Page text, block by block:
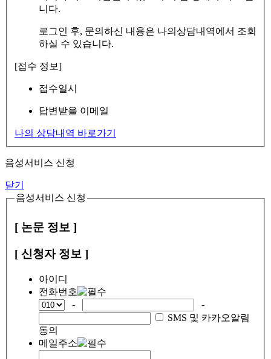
니다.
로그인 후, 문의하신 내용은 나의상담내역에서 조회
하실 수 있습니다.
[접수 정보]
접수일시
답변받을 이메일
나의 상담내역 바로가기
음성서비스 신청
닫기
음성서비스 신청
[ 논문 정보 ]
[ 신청자 정보 ]
아이디
전화번호
-
-
SMS 및 카카오알림
동의
메일주소